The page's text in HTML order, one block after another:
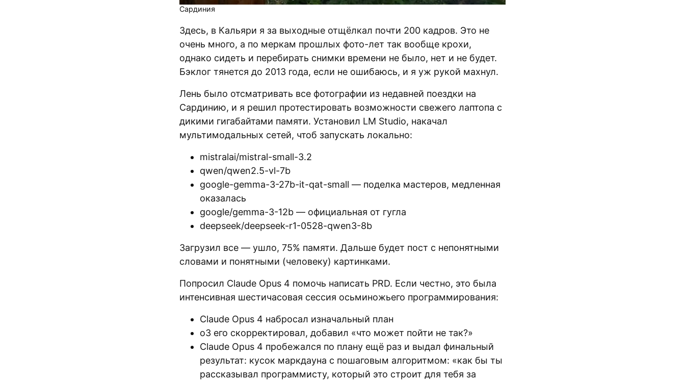
Сардиния
Здесь, в Кальяри я за выходные отщёлкал почти 200 кадров. Это не
очень много, а по меркам прошлых фото-лет так вообще крохи,
однако сидеть и перебирать снимки времени не было, нет и не будет.
Бэклог тянется до 2013 года, если не ошибаюсь, и я уж рукой махнул.
Лень было отсматривать все фотографии из недавней поездки на
Сардинию, и я решил протестировать возможности свежего лаптопа с
дикими гигабайтами памяти. Установил LM Studio, накачал
мультимодальных сетей, чтоб запускать локально:
mistralai/mistral-small-3.2
qwen/qwen2.5-vl-7b
google-gemma-3-27b-it-qat-small — поделка мастеров, медленная
оказалась
google/gemma-3-12b — официальная от гугла
deepseek/deepseek-r1-0528-qwen3-8b
Загрузил все — ушло, 75% памяти. Дальше будет пост с непонятными
словами и понятными (человеку) картинками.
Попросил Claude Opus 4 помочь написать PRD. Если честно, это была
интенсивная шестичасовая сессия осьминожьего программирования:
Claude Opus 4 набросал изначальный план
o3 его скорректировал, добавил «что может пойти не так?»
Claude Opus 4 пробежался по плану ещё раз и выдал финальный
результат: кусок маркдауна с пошаговым алгоритмом: «как бы ты
рассказывал программисту, который это строит для тебя за